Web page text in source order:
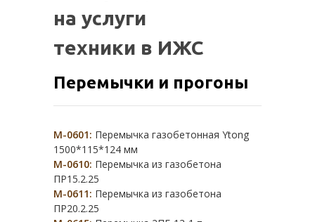
на услуги
техники в ИЖС
Перемычки и прогоны
М-0601: Перемычка газобетонная Ytong
1500*115*124 мм
М-0610: Перемычка из газобетона
ПР15.2.25
М-0611: Перемычка из газобетона
ПР20.2.25